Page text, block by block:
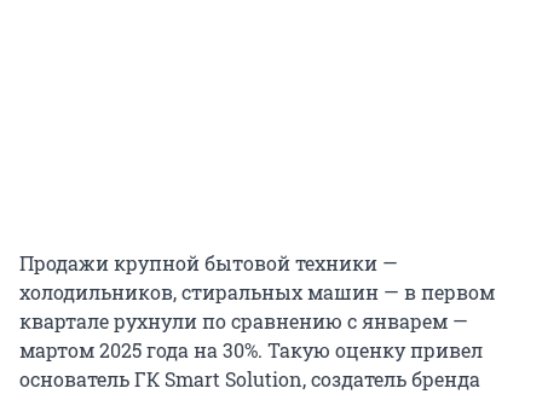
Продажи крупной бытовой техники —
холодильников, стиральных машин — в первом
квартале рухнули по сравнению с январем —
мартом 2025 года на 30%. Такую оценку привел
основатель ГК Smart Solution, создатель бренда